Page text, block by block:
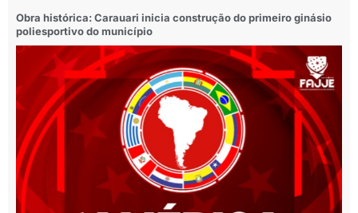
Obra histórica: Carauari inicia construção do primeiro ginásio
poliesportivo do município